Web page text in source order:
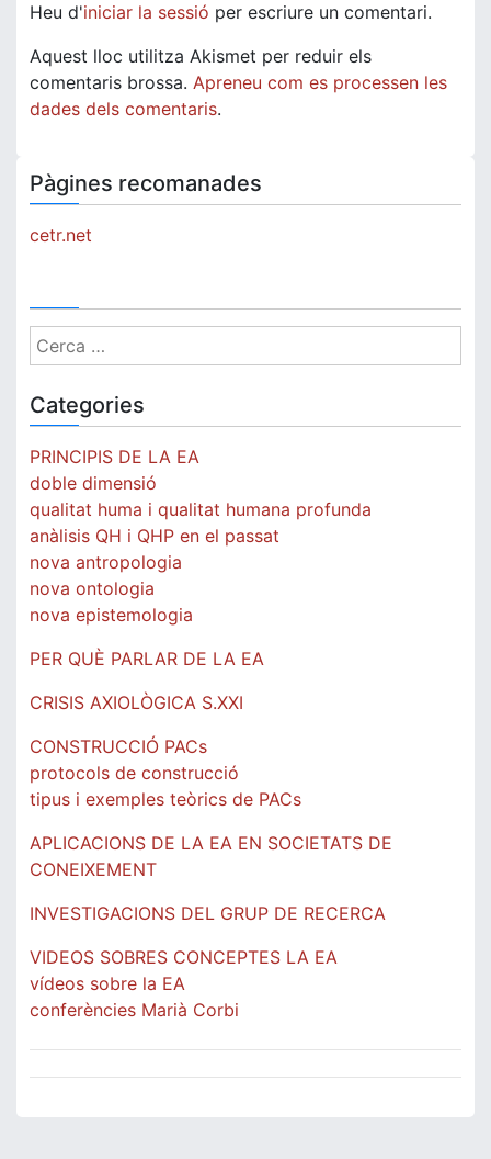
Heu d'iniciar la sessió per escriure un comentari.
Aquest lloc utilitza Akismet per reduir els
comentaris brossa. Apreneu com es processen les
dades dels comentaris.
Pàgines recomanades
cetr.net
Cerca:
Categories
PRINCIPIS DE LA EA
doble dimensió
qualitat huma i qualitat humana profunda
anàlisis QH i QHP en el passat
nova antropologia
nova ontologia
nova epistemologia
PER QUÈ PARLAR DE LA EA
CRISIS AXIOLÒGICA S.XXI
CONSTRUCCIÓ PACs
protocols de construcció
tipus i exemples teòrics de PACs
APLICACIONS DE LA EA EN SOCIETATS DE
CONEIXEMENT
INVESTIGACIONS DEL GRUP DE RECERCA
VIDEOS SOBRES CONCEPTES LA EA
vídeos sobre la EA
conferències Marià Corbi